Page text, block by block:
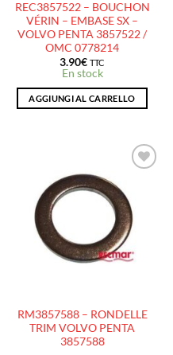
REC3857522 – BOUCHON
VÉRIN – EMBASE SX –
VOLVO PENTA 3857522 /
OMC 0778214
3.90€ TTC
En stock
AGGIUNGI AL CARRELLO
AJOUTER
À LA
LISTE
D’ENVIES
RM3857588 – RONDELLE
TRIM VOLVO PENTA
3857588